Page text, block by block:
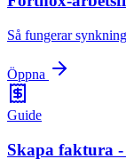
Så fungerar
Öppna
Guide
Skapa faktura